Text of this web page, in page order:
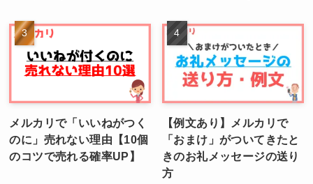
メルカリで「いいねがつく
のに」売れない理由【10個
のコツで売れる確率UP】
【例文あり】メルカリで
「おまけ」がついてきたと
きのお礼メッセージの送り
方